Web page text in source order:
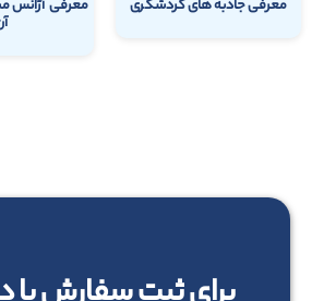
معرفی جاذبه های گردشگری معرفی آژانس